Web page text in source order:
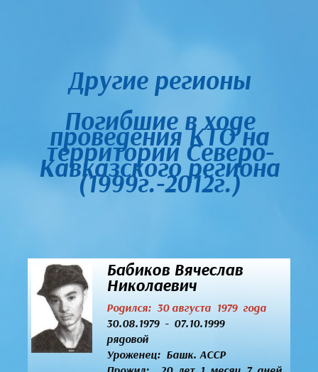
Другие регионы
Погибшие в ходе
проведения КТО на
территории Северо-
Кавказского региона
(1999г.-2012г.)
Бабиков Вячеслав
Николаевич
Родился: 30 августа 1979 года
30.08.1979 - 07.10.1999
рядовой
Уроженец:Башк. АССР